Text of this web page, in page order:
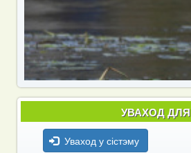
УВАХОД
Уваход у сістэму